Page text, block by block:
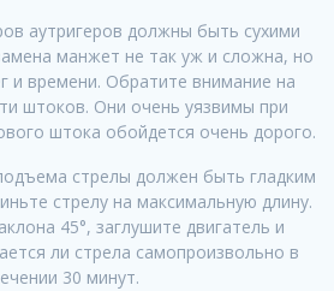
аутригеров должны быть сухими
манжет не так уж и сложна, но
и времени. Обратите внимание на
штоков. Они очень уязвимы при
штока обойдется очень дорого.
стрелы должен быть гладким
стрелу на максимальную длину.
45°, заглушите двигатель и
ли стрела самопроизвольно в
30 минут.